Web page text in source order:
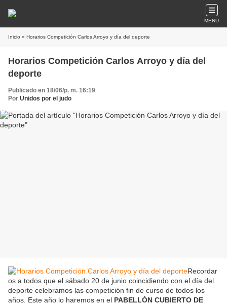
MENU
Inicio » Horarios Competición Carlos Arroyo y día del deporte
Horarios Competición Carlos Arroyo y día del
deporte
Publicado en 18/06/p. m. 16:19
Por Unidos por el judo
Recordar
os a todos que el sábado 20 de junio coincidiendo con el día del
deporte celebramos las competición fin de curso de todos los
años. Este año lo haremos en el PABELLÓN CUBIERTO DE